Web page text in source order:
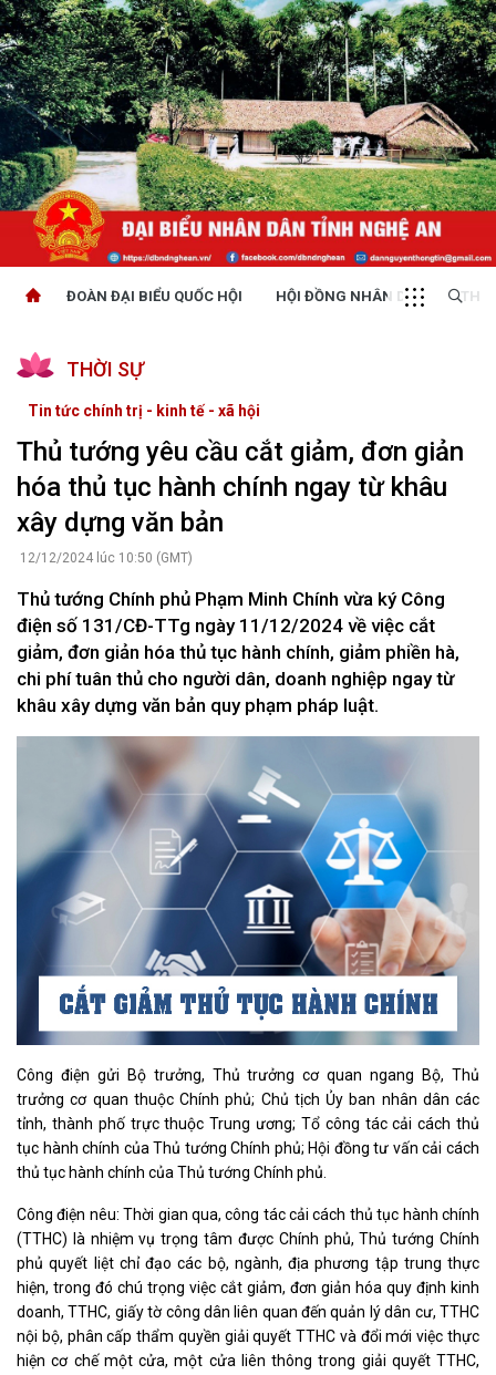
ĐOÀN ĐẠI BIỂU QUỐC HỘI HỘI ĐỒNG NHÂN DÂN
THỜI SỰ
Tin tức chính trị - kinh tế - xã hội
Thủ tướng yêu cầu cắt giảm, đơn giản
hóa thủ tục hành chính ngay từ khâu
xây dựng văn bản
12/12/2024 lúc 10:50 (GMT)
Thủ tướng Chính phủ Phạm Minh Chính vừa ký Công
điện số 131/CĐ-TTg ngày 11/12/2024 về việc cắt
giảm, đơn giản hóa thủ tục hành chính, giảm phiền hà,
chi phí tuân thủ cho người dân, doanh nghiệp ngay từ
khâu xây dựng văn bản quy phạm pháp luật.
Công điện gửi Bộ trưởng, Thủ trưởng cơ quan ngang Bộ, Thủ
trưởng cơ quan thuộc Chính phủ; Chủ tịch Ủy ban nhân dân các
tỉnh, thành phố trực thuộc Trung ương; Tổ công tác cải cách thủ
tục hành chính của Thủ tướng Chính phủ; Hội đồng tư vấn cải cách
thủ tục hành chính của Thủ tướng Chính phủ.
Công điện nêu: Thời gian qua, công tác cải cách thủ tục hành chính
(TTHC) là nhiệm vụ trọng tâm được Chính phủ, Thủ tướng Chính
phủ quyết liệt chỉ đạo các bộ, ngành, địa phương tập trung thực
hiện, trong đó chú trọng việc cắt giảm, đơn giản hóa quy định kinh
doanh, TTHC, giấy tờ công dân liên quan đến quản lý dân cư, TTHC
nội bộ, phân cấp thẩm quyền giải quyết TTHC và đổi mới việc thực
hiện cơ chế một cửa, một cửa liên thông trong giải quyết TTHC,